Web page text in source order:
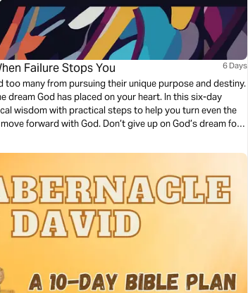
Failure Stops You 6 Days
too many from pursuing their unique purpose and destiny.
dream God has placed on your heart. In this six-day
wisdom with practical steps to help you turn even the
forward with God. Don’t give up on God’s dream for